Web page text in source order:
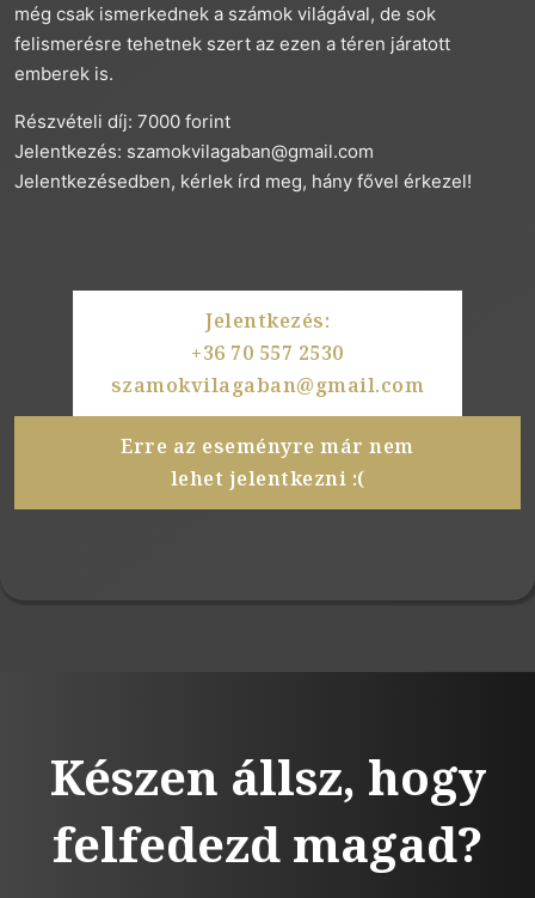
még csak ismerkednek a számok világával, de sok
felismerésre tehetnek szert az ezen a téren járatott
emberek is.
Részvételi díj: 7000 forint
Jelentkezés: szamokvilagaban@gmail.com
Jelentkezésedben, kérlek írd meg, hány fővel érkezel!
Jelentkezés:
+36 70 557 2530
szamokvilagaban@gmail.com
Erre az eseményre már nem
lehet jelentkezni :(
Készen állsz, hogy
felfedezd magad?